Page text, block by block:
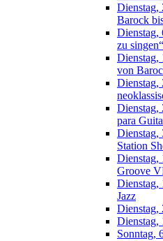
Dienstag,
Barock
Dienstag,
zu singen“
Dienstag,
von
Dienstag,
Dienstag,
para
Dienstag,
Station
Dienstag,
Groove
Dienstag,
Jazz
Dienstag,
Dienstag,
Sonntag,